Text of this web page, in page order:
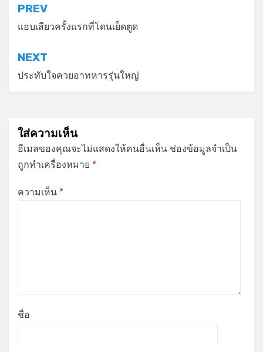
แนะแนว
เรื่อง
PREV
แอบเสียวครั้งแรกที่โดนเย็ดตูด
NEXT
ประทับใจควยอาทหารรุ่นใหญ่
ใส่ความเห็น
อีเมลของคุณจะไม่แสดงให้คนอื่นเห็น ช่องข้อมูลจำเป็น
ถูกทำเครื่องหมาย *
ความเห็น *
ชื่อ